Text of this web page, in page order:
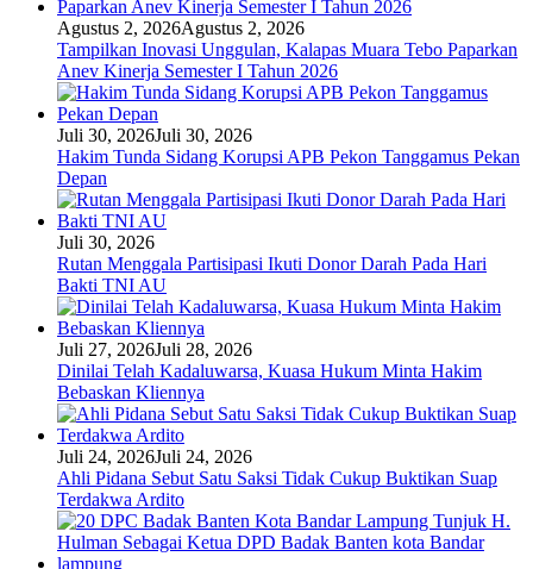
Agustus 2, 2026Agustus 2, 2026
Tampilkan Inovasi Unggulan, Kalapas Muara Tebo Paparkan
Anev Kinerja Semester I Tahun 2026
Juli 30, 2026Juli 30, 2026
Hakim Tunda Sidang Korupsi APB Pekon Tanggamus Pekan
Depan
Juli 30, 2026
Rutan Menggala Partisipasi Ikuti Donor Darah Pada Hari
Bakti TNI AU
Juli 27, 2026Juli 28, 2026
Dinilai Telah Kadaluwarsa, Kuasa Hukum Minta Hakim
Bebaskan Kliennya
Juli 24, 2026Juli 24, 2026
Ahli Pidana Sebut Satu Saksi Tidak Cukup Buktikan Suap
Terdakwa Ardito